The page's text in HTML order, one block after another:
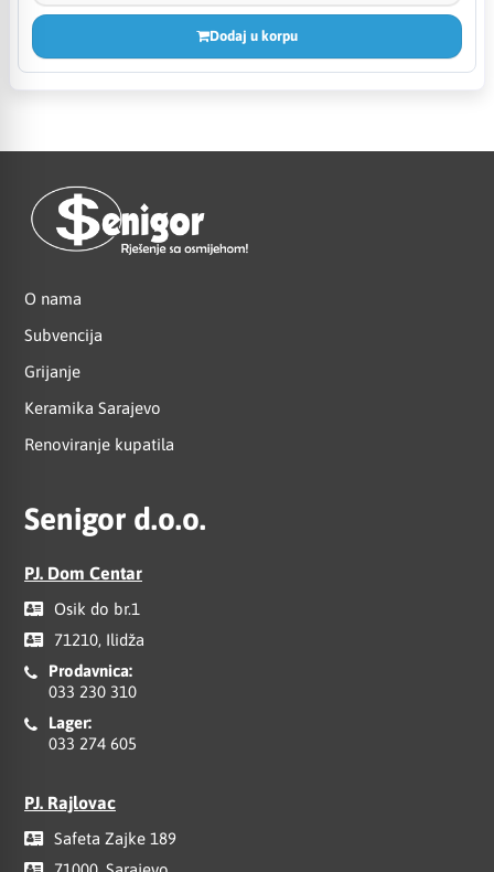
Dodaj u korpu
O nama
Subvencija
Grijanje
Keramika Sarajevo
Renoviranje kupatila
Senigor d.o.o.
PJ. Dom Centar
Osik do br.1
71210, Ilidža
Prodavnica:
033 230 310
Lager:
033 274 605
PJ. Rajlovac
Safeta Zajke 189